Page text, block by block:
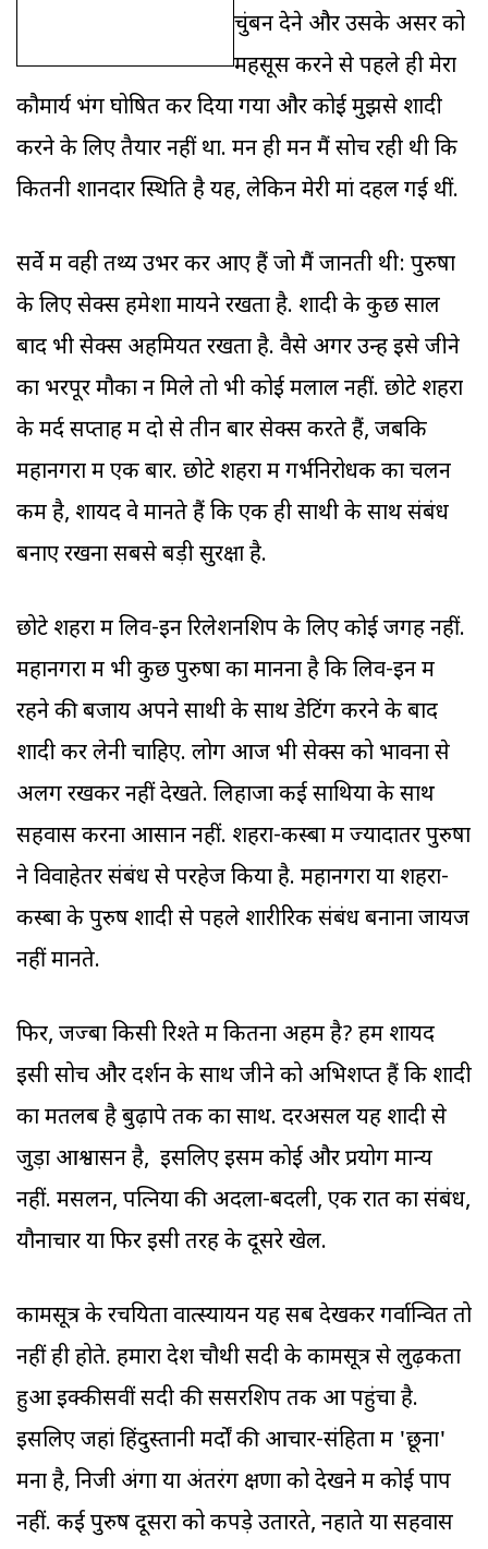
चुंबन देने और उसके असर को
महसूस करने से पहले ही मेरा
कौमार्य भंग घोषित कर दिया गया और कोई मुझसे शादी
करने के लिए तैयार नहीं था. मन ही मन मैं सोच रही थी कि
कितनी शानदार स्थिति है यह, लेकिन मेरी मां दहल गई थीं.
सर्वे में वही तथ्य उभर कर आए हैं जो मैं जानती थी: पुरुषों
के लिए सेक्स हमेशा मायने रखता है. शादी के कुछ साल
बाद भी सेक्स अहमियत रखता है. वैसे अगर उन्हें इसे जीने
का भरपूर मौका न मिले तो भी कोई मलाल नहीं. छोटे शहरों
के मर्द सप्ताह में दो से तीन बार सेक्स करते हैं, जबकि
महानगरों में एक बार. छोटे शहरों में गर्भनिरोधक का चलन
कम है, शायद वे मानते हैं कि एक ही साथी के साथ संबंध
बनाए रखना सबसे बड़ी सुरक्षा है.
छोटे शहरों में लिव-इन रिलेशनशिप के लिए कोई जगह नहीं.
महानगरों में भी कुछ पुरुषों का मानना है कि लिव-इन में
रहने की बजाय अपने साथी के साथ डेटिंग करने के बाद
शादी कर लेनी चाहिए. लोग आज भी सेक्स को भावना से
अलग रखकर नहीं देखते. लिहाजा कई साथियों के साथ
सहवास करना आसान नहीं. शहरों-कस्बों में ज्यादातर पुरुषों
ने विवाहेतर संबंध से परहेज किया है. महानगरों या शहरों-
कस्बों के पुरुष शादी से पहले शारीरिक संबंध बनाना जायज
नहीं मानते.
फिर, जज्बा किसी रिश्ते में कितना अहम है? हम शायद
इसी सोच और दर्शन के साथ जीने को अभिशप्त हैं कि शादी
का मतलब है बुढ़ापे तक का साथ. दरअसल यह शादी से
जुड़ा आश्वासन है, इसलिए इसमें कोई और प्रयोग मान्य
नहीं. मसलन, पत्नियों की अदला-बदली, एक रात का संबंध,
यौनाचार या फिर इसी तरह के दूसरे खेल.
कामसूत्र के रचयिता वात्स्यायन यह सब देखकर गर्वान्वित तो
नहीं ही होते. हमारा देश चौथी सदी के कामसूत्र से लुढ़कता
हुआ इक्कीसवीं सदी की सेंसरशिप तक आ पहुंचा है.
इसलिए जहां हिंदुस्तानी मर्दों की आचार-संहिता में 'छूना'
मना है, निजी अंगों या अंतरंग क्षणों को देखने में कोई पाप
नहीं. कई पुरुष दूसरों को कपड़े उतारते, नहाते या सहवास